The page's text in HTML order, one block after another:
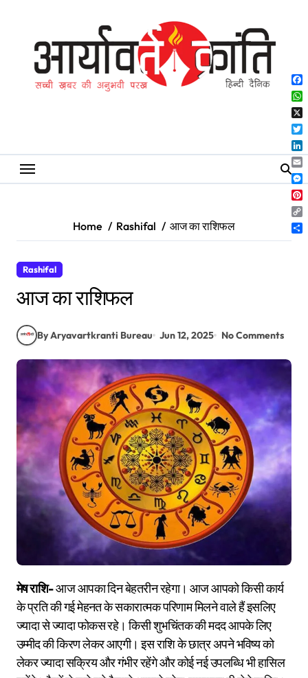
Home Rashifal आज का राशिफल
Rashifal
आज का राशिफल
By Aryavartkranti Bureau Jun 12, 2025 No Comments
मेष राशि-आज आपका दिन बेहतरीन रहेगा। आज आपको किसी कार्य
के प्रति की गई मेहनत के सकारात्मक परिणाम मिलने वाले हैं इसलिए
ज्यादा से ज्यादा फोकस रहे। किसी शुभचिंतक की मदद आपके लिए
उम्मीद की किरण लेकर आएगी। इस राशि के छात्र अपने भविष्य को
लेकर ज्यादा सक्रिय और गंभीर रहेंगे और कोई नई उपलब्धि भी हासिल
X